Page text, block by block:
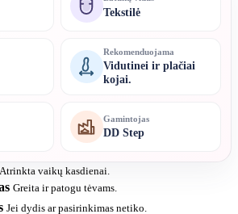
Tekstilė
Rekomenduojama
Vidutinei ir plačiai
kojai.
Gamintojas
DD Step
Atrinkta vaikų kasdienai.
Greita ir patogu tėvams.
Jei dydis ar pasirinkimas netiko.